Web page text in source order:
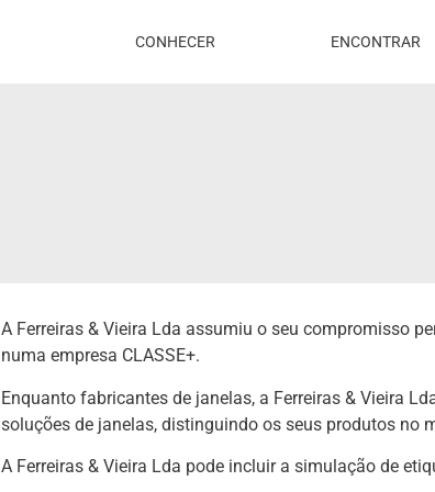
CONHECER ENCONTRAR
A Ferreiras & Vieira Lda assumiu o seu compromisso
numa empresa CLASSE+.
Enquanto fabricantes de janelas, a Ferreiras & Vieira
soluções de janelas, distinguindo os seus produtos no
A Ferreiras & Vieira Lda pode incluir a simulação de